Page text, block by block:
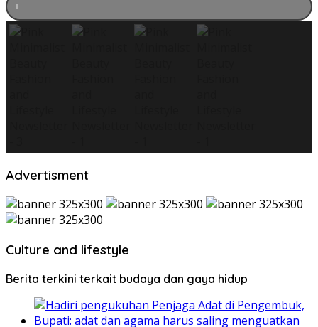
Advertisment
Culture and lifestyle
Berita terkini terkait budaya dan gaya hidup